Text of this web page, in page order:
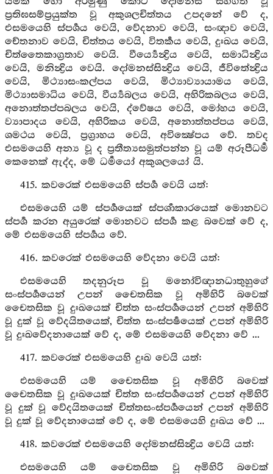
ප්‍රතිඝසම්ප්‍රයුක්ත වූ අකුශලචිත්තය උපදනේ වේ ද,
එසමයෙහි ස්පර්‍ශය වෙයි, වේදනාව වෙයි, සංඥාව වෙයි,
චේතනාව වෙයි, චිත්තය වෙයි, විතර්‍කය වෙයි, දුඃඛය වෙයි,
චිත්තෛකාග්‍රතාව වෙයි. වීර්‍ය්‍යෙන්‍ද්‍රිය වෙයි, සමාධින්‍ද්‍රිය
වෙයි, මනින්‍ද්‍රිය වෙයි. දෝමනස්සින්‍ද්‍රිය වෙයි, ජීවිතේන්‍ද්‍රිය
වෙයි, මිථ්‍යාසංකල්පය වෙයි, මිථ්‍යාව්‍යායාමය වෙයි,
මිථ්‍යාසමාධිය වෙයි, වීර්‍ය්‍යබලය වෙයි, අහිරිකබලය වෙයි,
අනොත්තප්පබලය වෙයි, ද්වේෂය වෙයි, මෝහය වෙයි,
ව්‍යාපාදය වෙයි, අහිරිකය වෙයි, අනොත්තප්පය වෙයි,
ශමථය වෙයි, ප්‍රග්‍රාහය වෙයි, අවික්‍ෂේපය වේ. තවද
එසමයෙහි අන්‍ය වූ ද ප්‍රතීත්‍යසමුත්පන්න වූ යම් අරූපීධර්‍ම
කෙනෙක් ඇද්ද, මේ ධර්‍මයෝ අකුශලයෝ යි.
415. කවරෙක් එසමයෙහි ස්පර්‍ශ වෙයි යත්:
එසමයෙහි යම් ස්පර්‍ශයෙක් ස්පර්‍ශාකාරයෙක් මොනවට
ස්පර්‍ශ කරන අයුරෙක් මොනවට ස්පර්‍ශ කළ බවෙක් වේ ද,
මේ එසමයෙහි ස්පර්‍ශය වේ.
416. කවරෙක් එසමයෙහි වේදනා වෙයි යත්:
එසමයෙහි තදනුරූප වූ මනෝවිඥානධාතුහුගේ
සංස්පර්‍ශයෙන් උපන් චෛතසික වූ අමිහිරි බවෙක්
චෛතසික වූ දුඃඛයෙක් චිත්ත සංස්පර්‍ශයෙන් උපන් අමිහිරි
වූ දුක් වූ වේදයිතයෙක්, චිත්ත සංස්පර්‍ෂයෙක් උපන් අමිහිරි
වූ දුඃඛවේදනායෙක් වේ ද, මේ එසමයෙහි වේදනා වේ ...
417. කවරෙක් එසමයෙහි දුඃඛ වෙයි යත්:
එසමයෙහි යම් චෛතසික වූ අමිහිරි බවෙක්
චෛතසික වූ දුඃඛයෙක් චිත්ත සංස්පර්‍ශයෙන් උපන් අමිහිරි
වූ දුක් වූ වේදයිතයෙක් චිත්තසංස්පර්‍ශයෙන් උපන් අමිහිරි
වූ දුක් වූ වේදනායෙක් වේ ද, මේ එසමයෙහි දුඃඛය වේ ...
418. කවරෙක් එසමයෙහි දෝමනස්සින්‍ද්‍රිය වෙයි යත්:
එසමයෙහි යම් චෛතසික වූ අමිහිරි බවෙක්